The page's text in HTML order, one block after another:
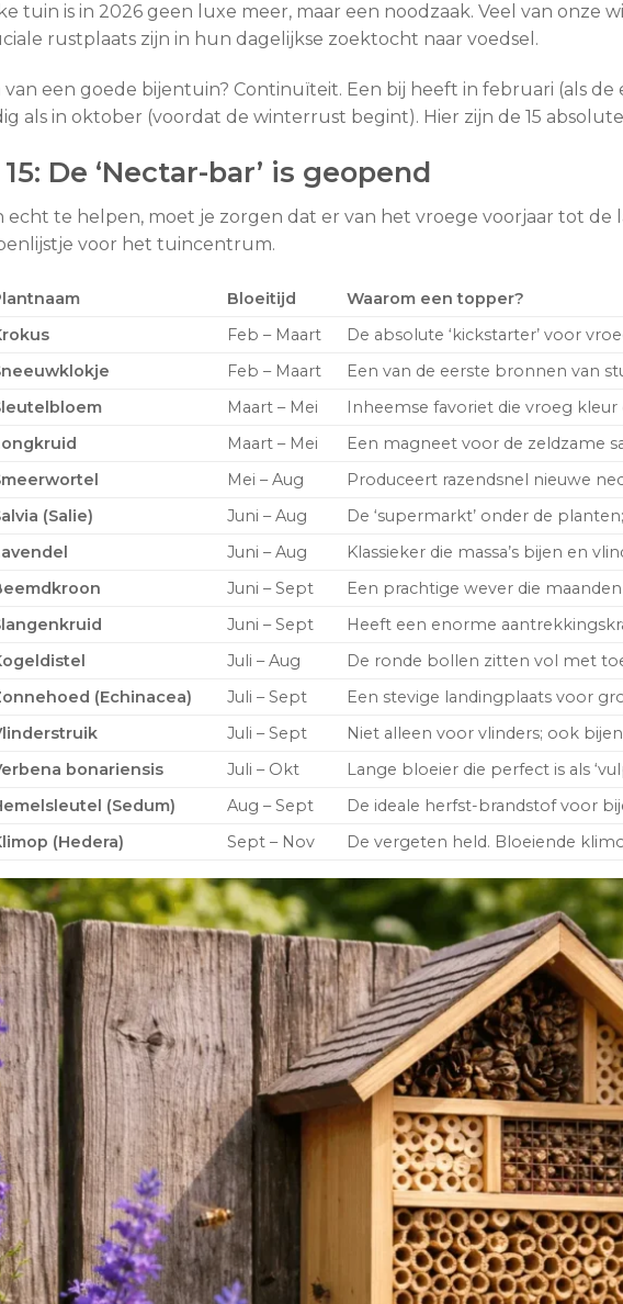
tuin is in 2026 geen luxe meer, maar een noodzaak. Veel van onze
rustplaats zijn in hun dagelijkse zoektocht naar voedsel.
van een goede bijentuin? Continuïteit. Een bij heeft in februari (als
als in oktober (voordat de winterrust begint). Hier zijn de 15
De ‘Nectar-bar’ is geopend
echt te helpen, moet je zorgen dat er van het vroege voorjaar tot de
voor het tuincentrum.
Bloeitijd
Waarom een topper?
Feb – Maart
De absolute ‘kickstarter’ voor
Feb – Maart
Een van de eerste bronnen van
Maart – Mei
Inheemse favoriet die vroeg kleur
Maart – Mei
Een magneet voor de zeldzame
Mei – Aug
Produceert razendsnel nieuwe
(Salie) Juni – Aug
De ‘supermarkt’ onder de
Juni – Aug
Klassieker die massa’s bijen en
Juni – Sept
Een prachtige wever die
Juni – Sept
Heeft een enorme
Juli – Aug
De ronde bollen zitten vol met
(Echinacea) Juli – Sept
Een stevige landingplaats voor
Juli – Sept
Niet alleen voor vlinders; ook
bonariensis Juli – Okt
Lange bloeier die perfect is als
(Sedum) Aug – Sept
De ideale herfst-brandstof voor
(Hedera) Sept – Nov De vergeten held. Bloeiende